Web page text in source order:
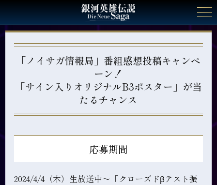
トップ
シーズン
シーズンについて過去シーズン振り返り
ゲームシステム
「ノイサガ情報局」番組感想投稿キャンペ
ーン！
「サイン入りオリジナルB3ポスター」が当
たるチャンス
応募期間
2024/4/4（木）生放送中～「クローズドβテスト振